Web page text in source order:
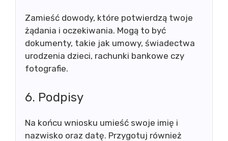
Zamieść dowody, które potwierdzą twoje
żądania i oczekiwania. Mogą to być
dokumenty, takie jak umowy, świadectwa
urodzenia dzieci, rachunki bankowe czy
fotografie.
6. Podpisy
Na końcu wniosku umieść swoje imię i
nazwisko oraz datę. Przygotuj również